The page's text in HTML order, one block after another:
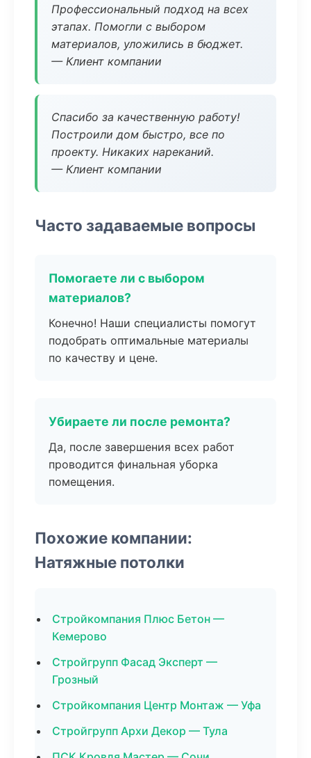
Профессиональный подход на всех
этапах. Помогли с выбором
материалов, уложились в бюджет.
— Клиент компании
Спасибо за качественную работу!
Построили дом быстро, все по
проекту. Никаких нареканий.
— Клиент компании
Часто задаваемые вопросы
Помогаете ли с выбором
материалов?
Конечно! Наши специалисты помогут
подобрать оптимальные материалы
по качеству и цене.
Убираете ли после ремонта?
Да, после завершения всех работ
проводится финальная уборка
помещения.
Похожие компании:
Натяжные потолки
Стройкомпания Плюс Бетон —
Кемерово
Стройгрупп Фасад Эксперт —
Грозный
Стройкомпания Центр Монтаж — Уфа
Стройгрупп Архи Декор — Тула